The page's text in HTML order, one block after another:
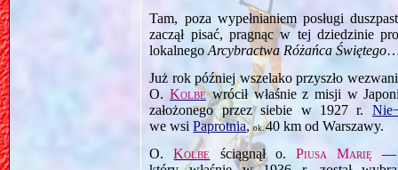
Tam, poza wypełnianiem posługi
zaczął pisać, pragnąc w tej dziedzinie
lokalnegoArcybractwa Różańca Świętego
Już rok później wszelako przyszło
O.Kolbewrócił właśnie z misji w
założonego przez siebie w 1927 r.
we wsiPaprotnia,ok.40 km od Warszawy.
O.Kolbe ściągnął o. Piusa Marię